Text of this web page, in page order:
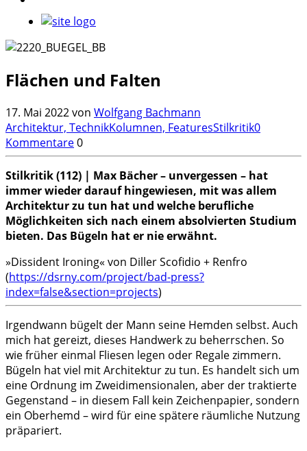
Flächen und Falten
17. Mai 2022von Wolfgang Bachmann
Architektur, TechnikKolumnen, FeaturesStilkritik0
Kommentare0
Stilkritik (112) | Max Bächer – unvergessen – hat
immer wieder darauf hingewiesen, mit was allem
Architektur zu tun hat und welche berufliche
Möglichkeiten sich nach einem absolvierten Studium
bieten. Das Bügeln hat er nie erwähnt.
»Dissident Ironing« von Diller Scofidio + Renfro
(https://dsrny.com/project/bad-press?
index=false&section=projects)
Irgendwann bügelt der Mann seine Hemden selbst. Auch
mich hat gereizt, dieses Handwerk zu beherrschen. So
wie früher einmal Fliesen legen oder Regale zimmern.
Bügeln hat viel mit Architektur zu tun. Es handelt sich um
eine Ordnung im Zweidimensionalen, aber der traktierte
Gegenstand – in diesem Fall kein Zeichenpapier, sondern
ein Oberhemd – wird für eine spätere räumliche Nutzung
präpariert.